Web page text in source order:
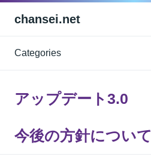
chansei.net
Categories
アップデート3.0
今後の方針について